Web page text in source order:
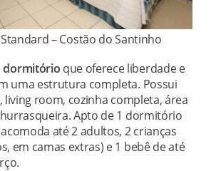
– Costão do Santinho
dormitório que oferece liberdade e
uma estrutura completa. Possui
living room, cozinha completa, área
Apto de 1 dormitório
até 2 adultos, 2 crianças
em camas extras) e 1 bebê de até